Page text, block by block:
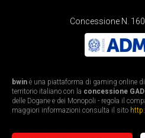
Concessione N.
bwin è una piattaforma di gaming online di
territorio italiano con la concessione
delle Dogane e dei Monopoli - regola il
maggiori informazioni consulta il sito